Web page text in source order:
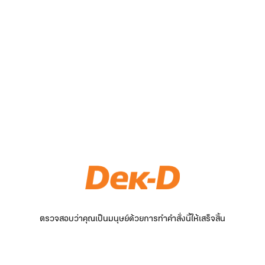
ตรวจสอบว่าคุณเป็นมนุษย์ด้วยการทำคำสั่งนี้ให้เสร็จสิ้น